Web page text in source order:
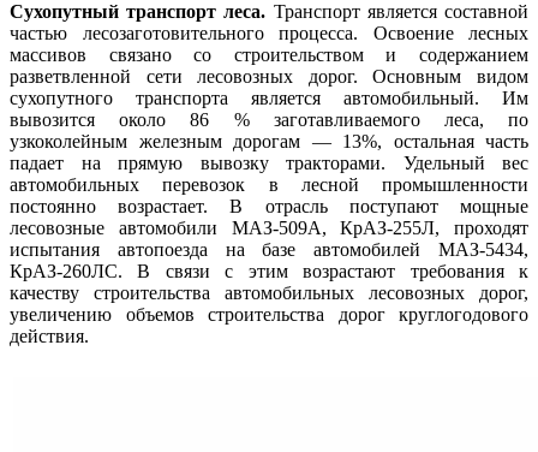
Сухопутный транспорт леса. Транспорт является составной
частью лесозаготовительного процесса. Освоение лесных
массивов связано со строительством и содержанием
разветвленной сети лесовозных дорог. Основным видом
сухопутного транспорта является автомобильный. Им
вывозится около 86 % заготавливаемого леса, по
узкоколейным железным дорогам — 13%, остальная часть
падает на прямую вывозку тракторами. Удельный вес
автомобильных перевозок в лесной промышленности
постоянно возрастает. В отрасль поступают мощные
лесовозные автомобили МАЗ-509А, КрАЗ-255Л, проходят
испытания автопоезда на базе автомобилей МАЗ-5434,
КрАЗ-260ЛС. В связи с этим возрастают требования к
качеству строительства автомобильных лесовозных дорог,
увеличению объемов строительства дорог круглогодового
действия.